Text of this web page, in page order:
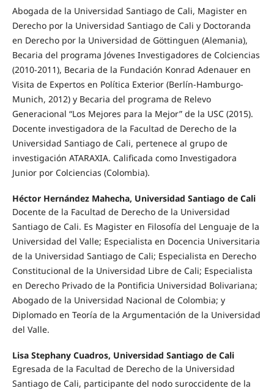
Abogada de la Universidad Santiago de Cali, Magister en
Derecho por la Universidad Santiago de Cali y Doctoranda
en Derecho por la Universidad de Göttinguen (Alemania),
Becaria del programa Jóvenes Investigadores de Colciencias
(2010-2011), Becaria de la Fundación Konrad Adenauer en
Visita de Expertos en Política Exterior (Berlín-Hamburgo-
Munich, 2012) y Becaria del programa de Relevo
Generacional “Los Mejores para la Mejor” de la USC (2015).
Docente investigadora de la Facultad de Derecho de la
Universidad Santiago de Cali, pertenece al grupo de
investigación ATARAXIA. Calificada como Investigadora
Junior por Colciencias (Colombia).
Héctor Hernández Mahecha, Universidad Santiago de Cali
Docente de la Facultad de Derecho de la Universidad
Santiago de Cali. Es Magister en Filosofía del Lenguaje de la
Universidad del Valle; Especialista en Docencia Universitaria
de la Universidad Santiago de Cali; Especialista en Derecho
Constitucional de la Universidad Libre de Cali; Especialista
en Derecho Privado de la Pontificia Universidad Bolivariana;
Abogado de la Universidad Nacional de Colombia; y
Diplomado en Teoría de la Argumentación de la Universidad
del Valle.
Lisa Stephany Cuadros, Universidad Santiago de Cali
Egresada de la Facultad de Derecho de la Universidad
Santiago de Cali, participante del nodo suroccidente de la